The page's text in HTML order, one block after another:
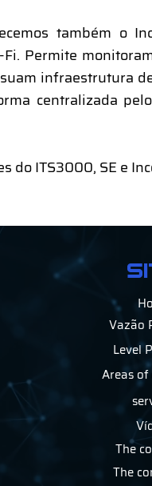
também o
Permite
infraestrutura
centralizada
do ITS3000, SE e
Vazão
Level
Areas
The
The